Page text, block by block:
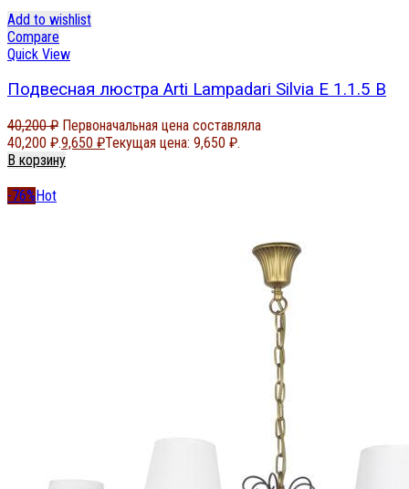
Add to wishlist
Compare
Quick View
Подвесная люстра Arti Lampadari Silvia E 1.1.5 B
40,200₽ Первоначальная цена составляла
40,200 ₽.9,650 ₽Текущая цена: 9,650 ₽.
В корзину
-76% Hot